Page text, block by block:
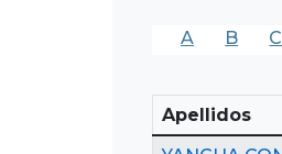
A B C
Apellidos